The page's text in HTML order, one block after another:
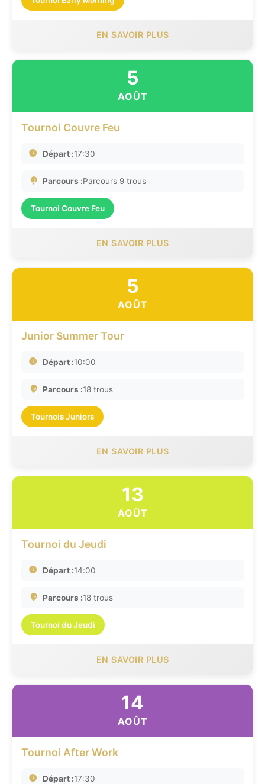
EN SAVOIR PLUS
5
AOÛT
Tournoi Couvre Feu
Départ :17:30
Parcours :Parcours 9 trous
Tournoi Couvre Feu
EN SAVOIR PLUS
5
AOÛT
Junior Summer Tour
Départ :10:00
Parcours :18 trous
Tournois Juniors
EN SAVOIR PLUS
13
AOÛT
Tournoi du Jeudi
Départ :14:00
Parcours :18 trous
Tournoi du Jeudi
EN SAVOIR PLUS
14
AOÛT
Tournoi After Work
Départ :17:30